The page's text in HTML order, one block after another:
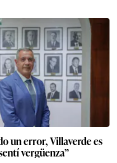
de indulto: ¿Qué
se seguirán a favor del exmandatario?